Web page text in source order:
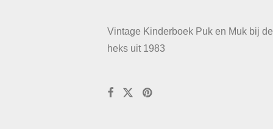
Vintage Kinderboek Puk en Muk bij de
heks uit 1983